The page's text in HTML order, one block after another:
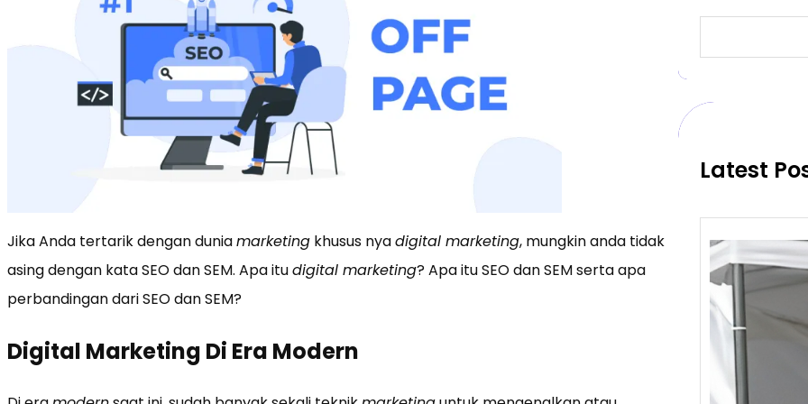
Jika Anda tertarik dengan duniamarketing khusus nyadigital marketing, mungkin anda tidak
asing dengan kata SEO dan SEM. Apa itudigital marketing? Apa itu SEO dan SEM serta apa
perbandingan dari SEO dan SEM?
Digital Marketing Di Era Modern
a
c
Latest